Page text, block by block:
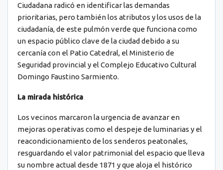
Ciudadana radicó en identificar las demandas
prioritarias, pero también los atributos y los usos de la
ciudadanía, de este pulmón verde que funciona como
un espacio público clave de la ciudad debido a su
cercanía con el Patio Catedral, el Ministerio de
Seguridad provincial y el Complejo Educativo Cultural
Domingo Faustino Sarmiento.
La mirada histórica
Los vecinos marcaron la urgencia de avanzar en
mejoras operativas como el despeje de luminarias y el
reacondicionamiento de los senderos peatonales,
resguardando el valor patrimonial del espacio que lleva
su nombre actual desde 1871 y que aloja el histórico